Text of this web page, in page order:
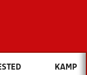
du søge efter?
KAMP